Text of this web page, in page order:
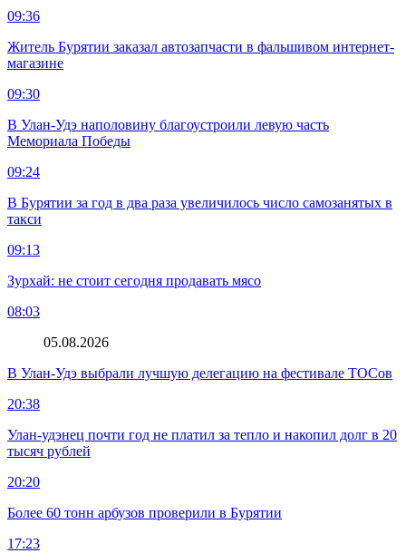
09:36
Житель Бурятии заказал автозапчасти в фальшивом интернет-
магазине
09:30
В Улан-Удэ наполовину благоустроили левую часть
Мемориала Победы
09:24
В Бурятии за год в два раза увеличилось число самозанятых в
такси
09:13
Зурхай: не стоит сегодня продавать мясо
08:03
05.08.2026
В Улан-Удэ выбрали лучшую делегацию на фестивале ТОСов
20:38
Улан-удэнец почти год не платил за тепло и накопил долг в 20
тысяч рублей
20:20
Более 60 тонн арбузов проверили в Бурятии
17:23